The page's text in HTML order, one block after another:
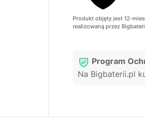
Produkt objęty jest 12-
realizowaną przez
Program
Na Bigbaterii.pl